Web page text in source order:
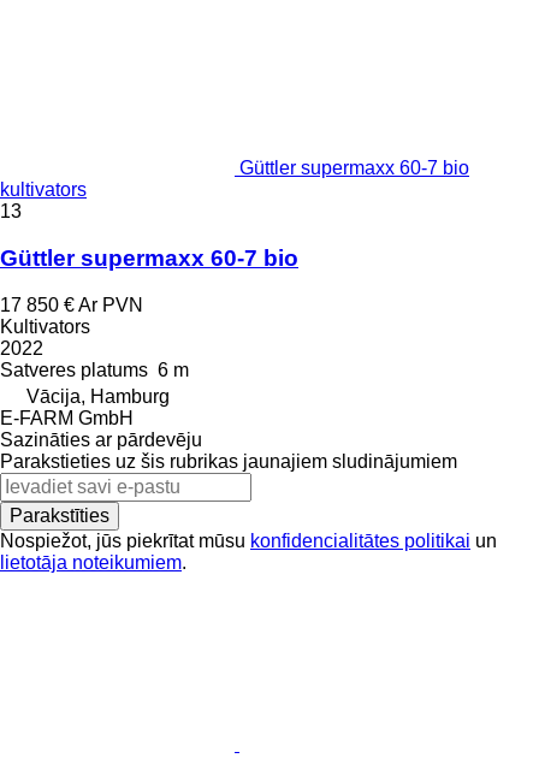
Güttler supermaxx 60-7 bio
kultivators
13
Güttler supermaxx 60-7 bio
17 850 €Ar PVN
Kultivators
2022
Satveres platums 6 m
Vācija, Hamburg
E-FARM GmbH
Sazināties ar pārdevēju
Parakstieties uz šis rubrikas jaunajiem sludinājumiem
Parakstīties
Nospiežot, jūs piekrītat mūsu konfidencialitātes politikai un
lietotāja noteikumiem.